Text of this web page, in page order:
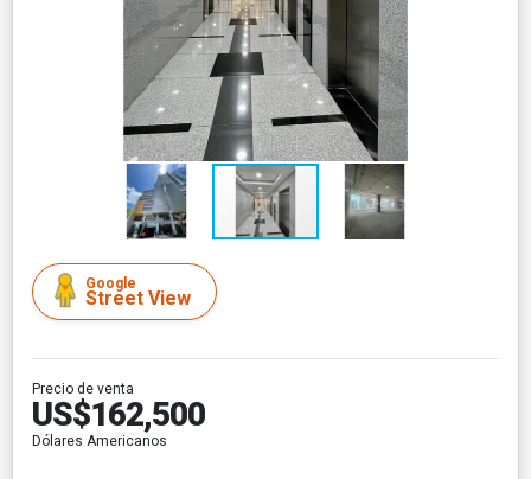
Google
Street View
Precio de venta
US$162,500
Dólares Americanos